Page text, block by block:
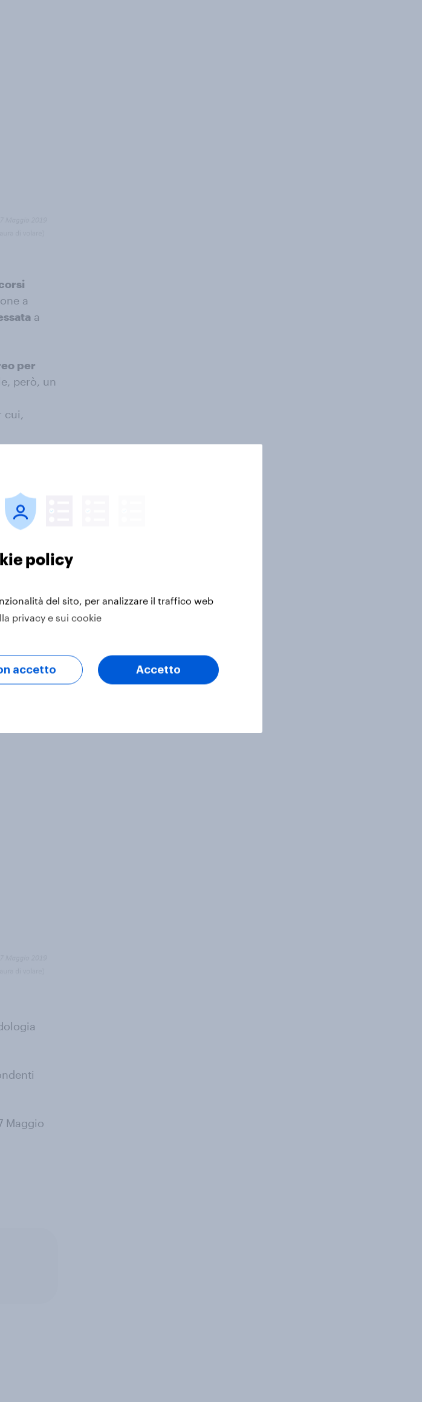
a
a
per
però, un
cui,
Maggio
policy
del sito, per analizzare il traffico web
privacy e sui cookie
accetto Accetto